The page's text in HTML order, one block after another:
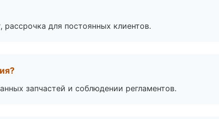
для постоянных клиентов.
запчастей и соблюдении регламентов.